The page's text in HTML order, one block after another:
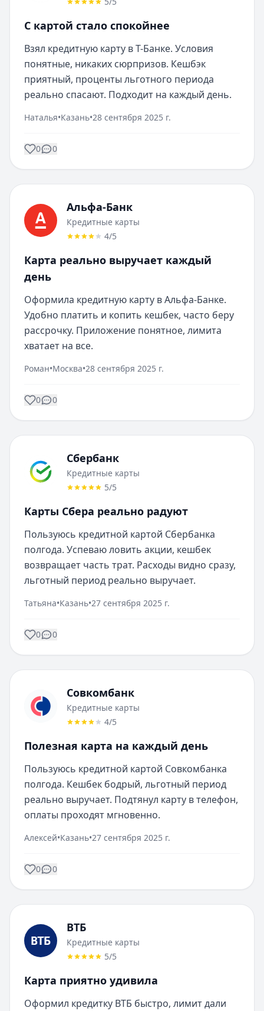
С картой стало спокойнее
Взял кредитную карту в Т-Банке. Условия
понятные, никаких сюрпризов. Кешбэк
приятный, проценты льготного периода
реально спасают. Подходит на каждый день.
Наталья•Казань•28 сентября 2025 г.
0 0
Альфа-Банк
Кредитные карты
4/5
Карта реально выручает каждый
день
Оформила кредитную карту в Альфа-Банке.
Удобно платить и копить кешбек, часто беру
рассрочку. Приложение понятное, лимита
хватает на все.
Роман•Москва•28 сентября 2025 г.
0 0
Сбербанк
Кредитные карты
5/5
Карты Сбера реально радуют
Пользуюсь кредитной картой Сбербанка
полгода. Успеваю ловить акции, кешбек
возвращает часть трат. Расходы видно сразу,
льготный период реально выручает.
Татьяна•Казань•27 сентября 2025 г.
0 0
Совкомбанк
Кредитные карты
4/5
Полезная карта на каждый день
Пользуюсь кредитной картой Совкомбанка
полгода. Кешбек бодрый, льготный период
реально выручает. Подтянул карту в телефон,
оплаты проходят мгновенно.
Алексей•Казань•27 сентября 2025 г.
0 0
ВТБ
Кредитные карты
5/5
Карта приятно удивила
Оформил кредитку ВТБ быстро, лимит дали